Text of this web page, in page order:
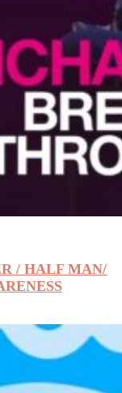
/ HALF MAN/